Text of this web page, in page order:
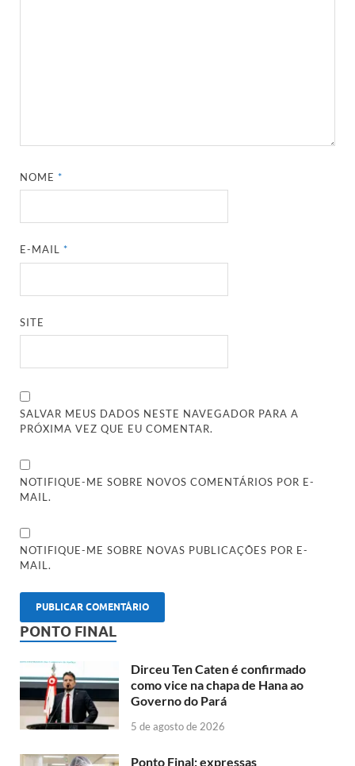
NOME*
E-MAIL*
SITE
SALVAR MEUS DADOS NESTE NAVEGADOR PARA A
PRÓXIMA VEZ QUE EU COMENTAR.
NOTIFIQUE-ME SOBRE NOVOS COMENTÁRIOS POR E-
MAIL.
NOTIFIQUE-ME SOBRE NOVAS PUBLICAÇÕES POR E-
MAIL.
PONTO FINAL
Dirceu Ten Caten é confirmado
como vice na chapa de Hana ao
Governo do Pará
5 de agosto de 2026
Ponto Final: expressas